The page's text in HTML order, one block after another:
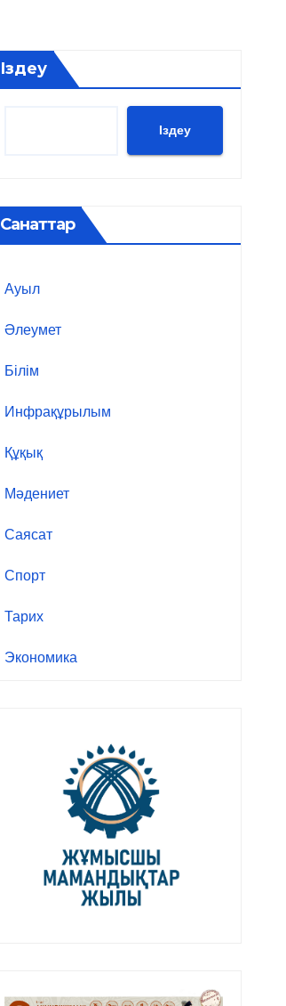
Іздеу
Іздеу
Санаттар
Ауыл
Әлеумет
Білім
Инфрақұрылым
Құқық
Мәдениет
Саясат
Спорт
Тарих
Экономика